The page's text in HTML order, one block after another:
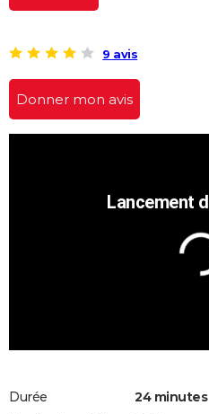
Bricolage
Lifestyle
Culture
Sport
Auto
Television
Voyage
Cinema 9 avis
Donner mon avis
Durée
24 minutes